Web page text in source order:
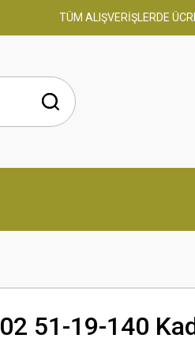
TÜM ALIŞVERİŞLERDE
51-19-140